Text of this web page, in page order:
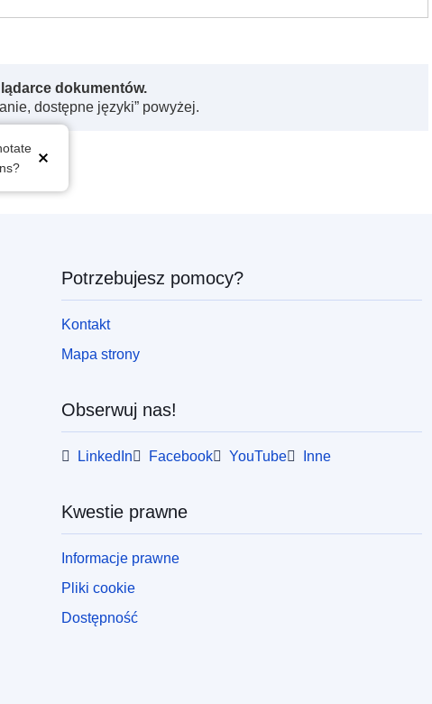
dokumentów.
dostępne języki” powyżej.
Potrzebujesz pomocy?
Kontakt
Mapa strony
Obserwuj nas!
LinkedIn Facebook YouTube Inne
Kwestie prawne
Informacje prawne
Pliki cookie
Dostępność